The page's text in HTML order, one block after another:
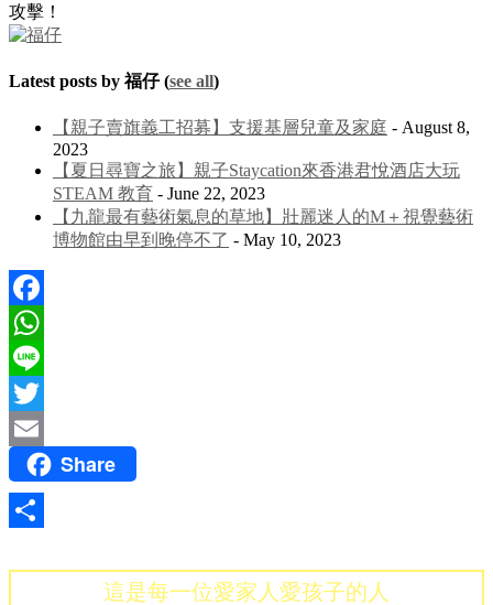
攻擊！
Latest posts by 福仔(see all)
【親子賣旗義工招募】支援基層兒童及家庭 - August 8,
2023
【夏日尋寶之旅】親子Staycation來香港君悅酒店大玩
STEAM 教育 - June 22, 2023
【九龍最有藝術氣息的草地】壯麗迷人的M＋視覺藝術
博物館由早到晚停不了 - May 10, 2023
Facebook
WhatsApp
Line
Twitter
Email Share
這是每一位愛家人愛孩子的人